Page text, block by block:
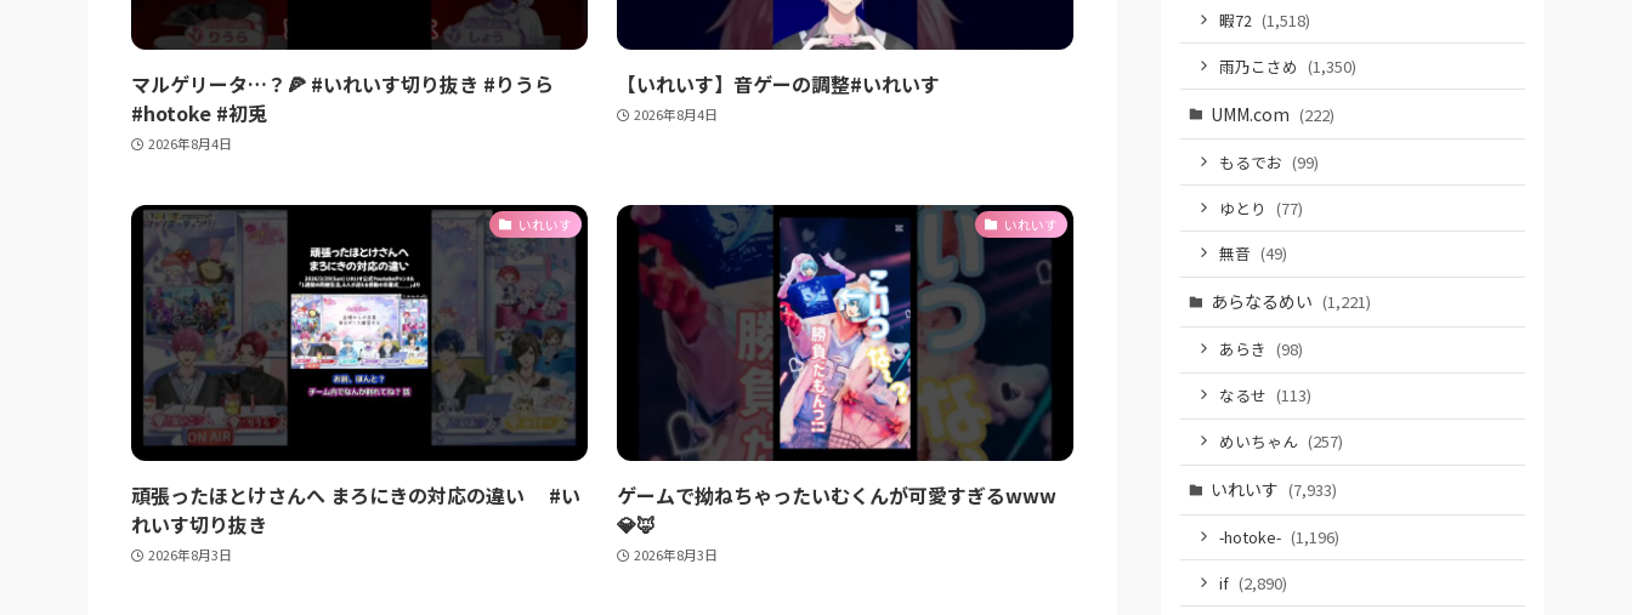
マルゲリータ…？🍕 #いれいす切り抜き #りうら
#hotoke #初兎
2026年8月4日
【いれいす】音ゲーの調整#いれいす
2026年8月4日
いれいす
頑張ったほとけさんへ まろにきの対応の違い #い
れいす切り抜き
2026年8月3日
いれいす
ゲームで拗ねちゃったいむくんが可愛すぎるwww
💎🦊
2026年8月3日
暇72 (1,518)
雨乃こさめ (1,350)
UMM.com (222)
もるでお (99)
ゆとり (77)
無音 (49)
あらなるめい (1,221)
あらき (98)
なるせ (113)
めいちゃん (257)
いれいす (7,933)
-hotoke- (1,196)
if (2,890)